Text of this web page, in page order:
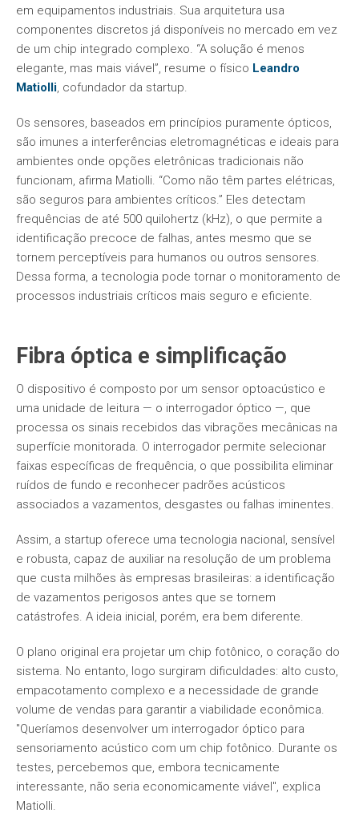
em equipamentos industriais. Sua arquitetura usa
componentes discretos já disponíveis no mercado em vez
de um chip integrado complexo. “A solução é menos
elegante, mas mais viável”, resume o físico Leandro
Matiolli, cofundador da startup.
Os sensores, baseados em princípios puramente ópticos,
são imunes a interferências eletromagnéticas e ideais para
ambientes onde opções eletrônicas tradicionais não
funcionam, afirma Matiolli. “Como não têm partes elétricas,
são seguros para ambientes críticos.” Eles detectam
frequências de até 500 quilohertz (kHz), o que permite a
identificação precoce de falhas, antes mesmo que se
tornem perceptíveis para humanos ou outros sensores.
Dessa forma, a tecnologia pode tornar o monitoramento de
processos industriais críticos mais seguro e eficiente.
Fibra óptica e simplificação
O dispositivo é composto por um sensor optoacústico e
uma unidade de leitura — o interrogador óptico —, que
processa os sinais recebidos das vibrações mecânicas na
superfície monitorada. O interrogador permite selecionar
faixas específicas de frequência, o que possibilita eliminar
ruídos de fundo e reconhecer padrões acústicos
associados a vazamentos, desgastes ou falhas iminentes.
Assim, a startup oferece uma tecnologia nacional, sensível
e robusta, capaz de auxiliar na resolução de um problema
que custa milhões às empresas brasileiras: a identificação
de vazamentos perigosos antes que se tornem
catástrofes. A ideia inicial, porém, era bem diferente.
O plano original era projetar um chip fotônico, o coração do
sistema. No entanto, logo surgiram dificuldades: alto custo,
empacotamento complexo e a necessidade de grande
volume de vendas para garantir a viabilidade econômica.
"Queríamos desenvolver um interrogador óptico para
sensoriamento acústico com um chip fotônico. Durante os
testes, percebemos que, embora tecnicamente
interessante, não seria economicamente viável", explica
Matiolli.